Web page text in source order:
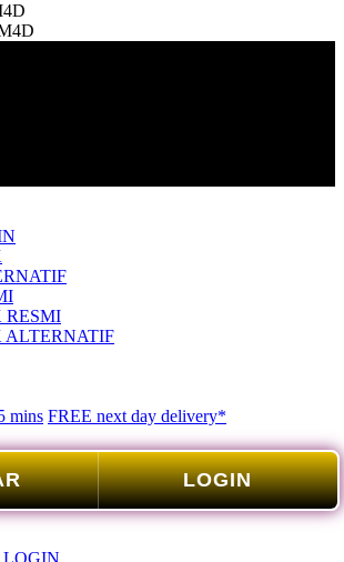
RESMI
mins FREE next day delivery*
LOGIN